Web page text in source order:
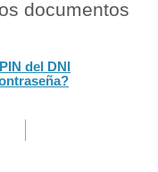
documentos
del DNI